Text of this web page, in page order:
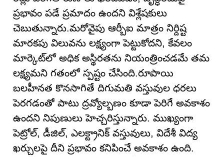
ప్రభావం పడే ప్రమాదం ఉందని విశ్లేషకులు
చెబుతున్నారు.మరోవైపు ఆర్బీఐ మాత్రం నిర్దిష్ట
మారకపు విలువను లక్ష్యంగా పెట్టుకోదని, కేవలం
మార్కెట్‌లో అధిక అస్థిరతను నియంత్రించడమే తమ
లక్ష్యమని గతంలో స్పష్టం చేసింది.రూపాయి
బలహీనత కొనసాగితే దిగుమతి వస్తువుల ధరలు
పెరగడంతో పాటు ద్రవ్యోల్బణం కూడా పెరిగే అవకాశం
ఉందని నిపుణులు హెచ్చరిస్తున్నారు. ముఖ్యంగా
పెట్రోల్, డీజిల్, ఎలక్ట్రానిక్ వస్తువులు, విదేశీ విద్య
ఖర్చులపై దీని ప్రభావం కనిపించే అవకాశం ఉంది.